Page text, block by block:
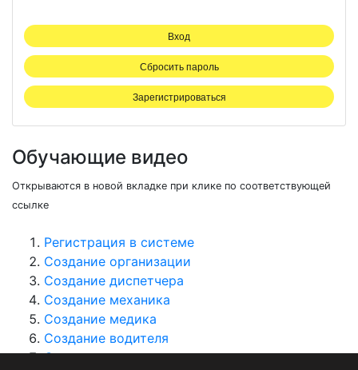
Обучающие видео
Открываются в новой вкладке при клике по соответствующей
ссылке
Регистрация в системе
Создание организации
Создание диспетчера
Создание механика
Создание медика
Создание водителя
Связи организации